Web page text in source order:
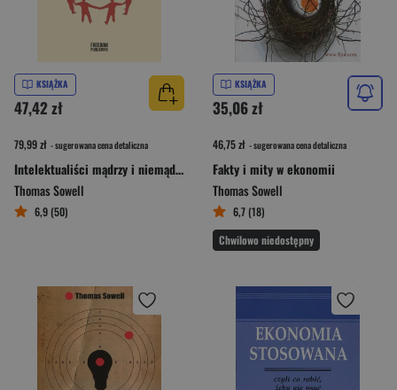
KSIĄŻKA
47,42 zł
79,99 zł - sugerowana cena detaliczna
Intelektualiści mądrzy i niemądrzy
Thomas Sowell
6,9 (50)
KSIĄŻKA
35,06 zł
46,75 zł - sugerowana cena detaliczna
Fakty i mity w ekonomii
Thomas Sowell
6,7 (18)
Chwilowo niedostępny